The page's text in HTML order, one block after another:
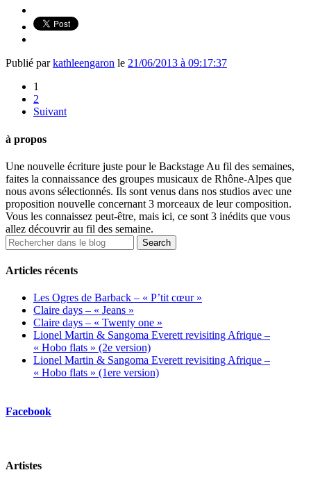
Publié parkathleengaron le 21/06/2013 à 09:17:37
1
2
Suivant
à propos
Une nouvelle écriture juste pour le Backstage Au fil des semaines,
faites la connaissance des groupes musicaux de Rhône-Alpes que
nous avons sélectionnés. Ils sont venus dans nos studios avec une
proposition nouvelle concernant 3 morceaux de leur composition.
Vous les connaissez peut-être, mais ici, ce sont 3 inédits que vous
allez découvrir au fil des semaine.
Articles récents
Les Ogres de Barback – « P’tit cœur »
Claire days – « Jeans »
Claire days – « Twenty one »
Lionel Martin & Sangoma Everett revisiting Afrique –
« Hobo flats » (2e version)
Lionel Martin & Sangoma Everett revisiting Afrique –
« Hobo flats » (1ere version)
Facebook
Artistes